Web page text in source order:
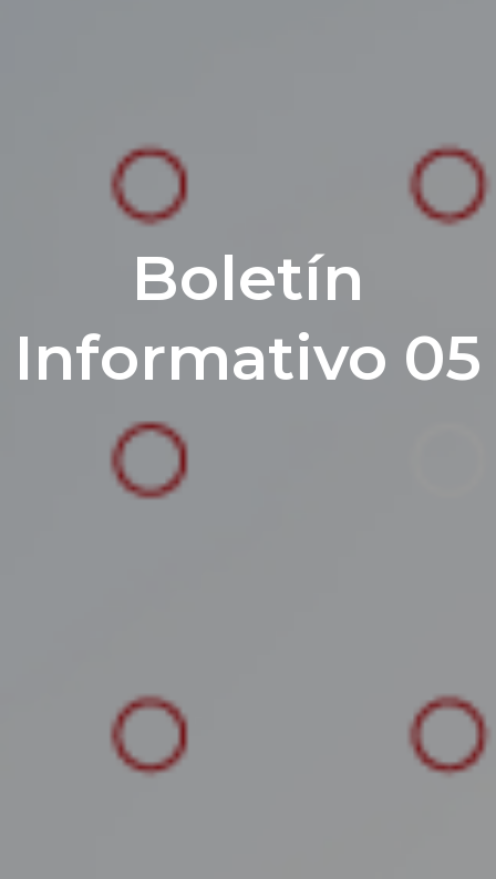
Boletín
Informativo 05